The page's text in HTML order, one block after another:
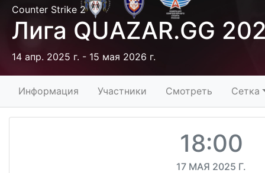
Counter Strike 2
Лига QUAZAR.GG
14 апр. 2025 г. - 15 мая 2026 г.
Информация Участники Смотреть Сетка
18:00
17 МАЯ 2025 Г.